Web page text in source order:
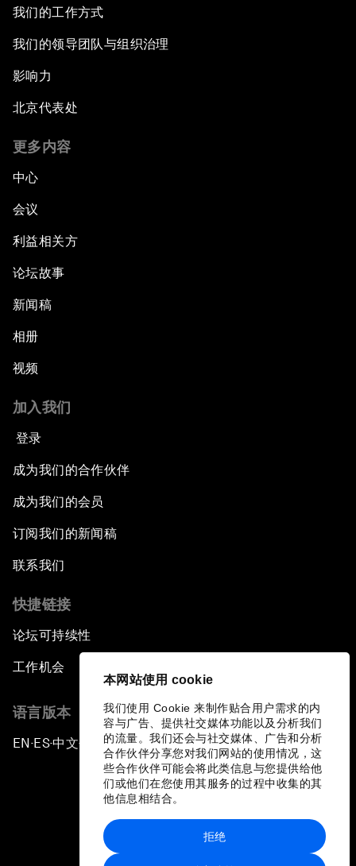
本网站使用 cookie
我们使用 Cookie 来制作贴合用户需求的内
容与广告、提供社交媒体功能以及分析我们
的流量。我们还会与社交媒体、广告和分析
合作伙伴分享您对我们网站的使用情况，这
些合作伙伴可能会将此类信息与您提供给他
们或他们在您使用其服务的过程中收集的其
他信息相结合。
拒绝
我们的工作方式
我们的领导团队与组织治理
影响力
北京代表处
更多内容
中心
会议
利益相关方
论坛故事
新闻稿
相册
视频
加入我们
登录
成为我们的合作伙伴
成为我们的会员
订阅我们的新闻稿
联系我们
快捷链接
论坛可持续性
工作机会
语言版本
EN ▪ ES▪中文▪ 日本語